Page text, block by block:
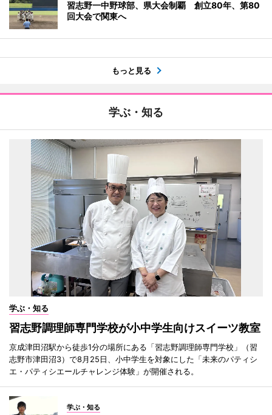
習志野一中野球部、県大会制覇 創立80年、第80
回大会で関東へ
もっと見る
学ぶ・知る
学ぶ・知る
習志野調理師専門学校が小中学生向けスイーツ教室
京成津田沼駅から徒歩1分の場所にある「習志野調理師専門学校」（習
志野市津田沼3）で8月25日、小中学生を対象にした「未来のパティシ
エ・パティシエールチャレンジ体験」が開催される。
学ぶ・知る